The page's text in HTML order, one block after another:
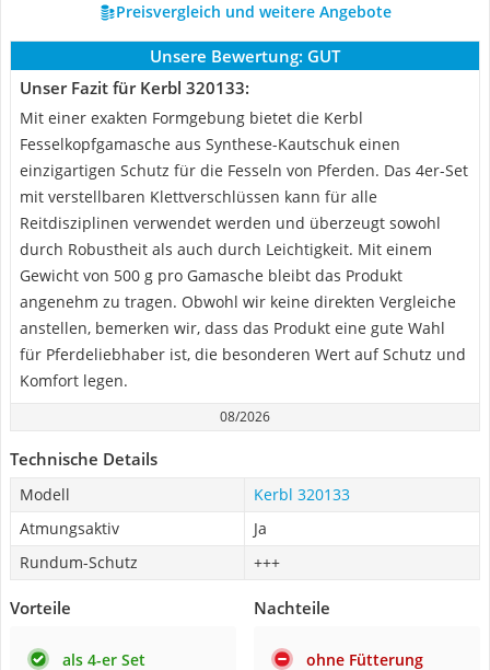
Preisvergleich und weitere Angebote
Unsere Bewertung: GUT
Unser Fazit für Kerbl 320133:
Mit einer exakten Formgebung bietet die Kerbl
Fesselkopfgamasche aus Synthese-Kautschuk einen
einzigartigen Schutz für die Fesseln von Pferden. Das 4er-Set
mit verstellbaren Klettverschlüssen kann für alle
Reitdisziplinen verwendet werden und überzeugt sowohl
durch Robustheit als auch durch Leichtigkeit. Mit einem
Gewicht von 500 g pro Gamasche bleibt das Produkt
angenehm zu tragen. Obwohl wir keine direkten Vergleiche
anstellen, bemerken wir, dass das Produkt eine gute Wahl
für Pferdeliebhaber ist, die besonderen Wert auf Schutz und
Komfort legen.
08/2026
Technische Details
Modell
Kerbl 320133
Atmungsaktiv
Ja
Rundum-Schutz
+++
Vorteile
als 4-er Set
Nachteile
ohne Fütterung